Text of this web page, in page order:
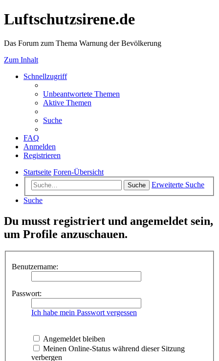
Luftschutzsirene.de
Das Forum zum Thema Warnung der Bevölkerung
Zum Inhalt
Schnellzugriff
Unbeantwortete Themen
Aktive Themen
Suche
FAQ
Anmelden
Registrieren
Startseite Foren-Übersicht
Suche
Erweiterte Suche
Suche
Du musst registriert und angemeldet sein,
um Profile anzuschauen.
Benutzername:
Passwort:
Ich habe mein Passwort vergessen
Angemeldet bleiben
Meinen Online-Status während dieser Sitzung
verbergen